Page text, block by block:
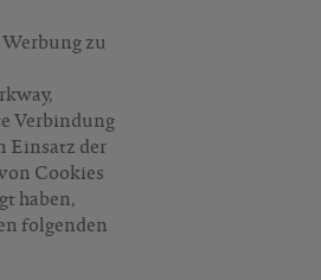
zu
Verbindung
Einsatz der
Cookies
haben,
folgenden